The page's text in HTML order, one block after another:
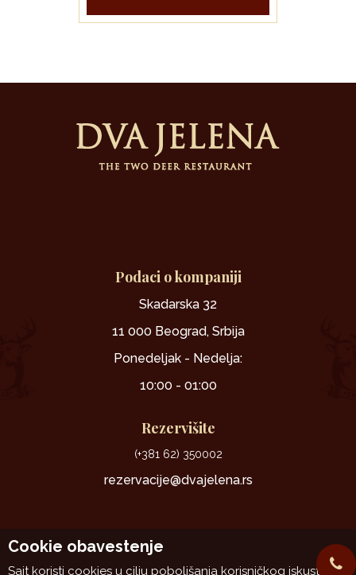
Podaci o kompaniji
Skadarska 32
11 000 Beograd, Srbija
Ponedeljak - Nedelja:
10:00 - 01:00
Rezervišite
(+381 62) 350002
rezervacije@dvajelena.rs
Cookie obavestenje
Sajt koristi cookies u cilju poboljšanja korisničkog iskustva.